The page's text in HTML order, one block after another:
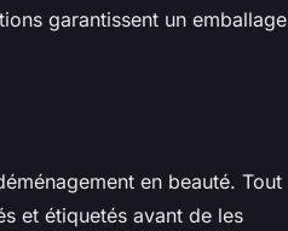
garantissent un emballage
en beauté. Tout
et étiquetés avant de les